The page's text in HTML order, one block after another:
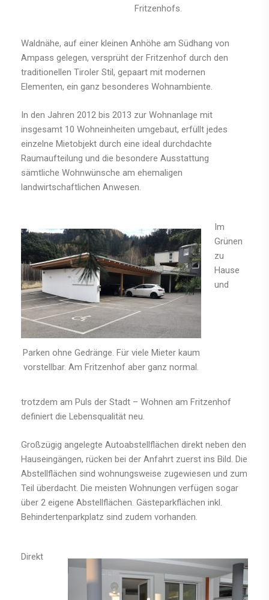
Fritzenhofs.
Waldnähe, auf einer kleinen Anhöhe am Südhang von
Ampass gelegen, versprüht der Fritzenhof durch den
traditionellen Tiroler Stil, gepaart mit modernen
Elementen, ein ganz besonderes Wohnambiente.
In den Jahren 2012 bis 2013 zur Wohnanlage mit
insgesamt 10 Wohneinheiten umgebaut, erfüllt jedes
einzelne Mietobjekt durch eine ideal durchdachte
Raumaufteilung und die besondere Ausstattung
sämtliche Wohnwünsche am ehemaligen
landwirtschaftlichen Anwesen.
Parken ohne Gedränge. Für viele Mieter kaum
vorstellbar. Am Fritzenhof aber ganz normal.
Im
Grünen
zu
Hause
und
trotzdem am Puls der Stadt – Wohnen am Fritzenhof
definiert die Lebensqualität neu.
Großzügig angelegte Autoabstellflächen direkt neben den
Hauseingängen, rücken bei der Anfahrt zuerst ins Bild. Die
Abstellflächen sind wohnungsweise zugewiesen und zum
Teil überdacht. Die meisten Wohnungen verfügen sogar
über 2 eigene Abstellflächen. Gästeparkflächen inkl.
Behindertenparkplatz sind zudem vorhanden.
Direkt